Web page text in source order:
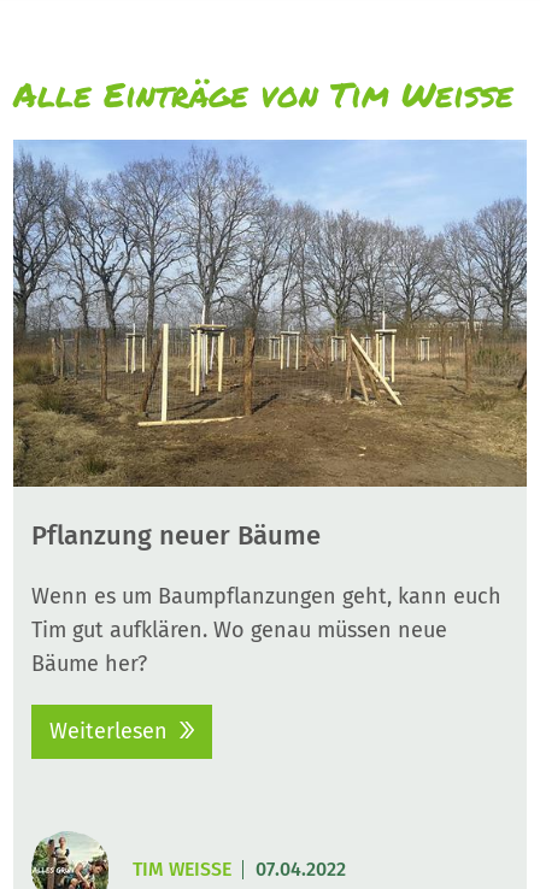
Alle Einträge von Tim Weiße
Pflanzung neuer Bäume
Wenn es um Baumpflanzungen geht, kann euch
Tim gut aufklären. Wo genau müssen neue
Bäume her?
Weiterlesen
TIM WEISSE 07.04.2022